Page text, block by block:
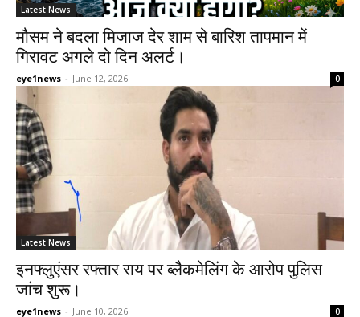
Latest News
मौसम ने बदला मिजाज देर शाम से बारिश तापमान में
गिरावट अगले दो दिन अलर्ट।
eye1news - June 12, 2026 0
Latest News
इनफ्लुएंसर रफ्तार राय पर ब्लैकमेलिंग के आरोप पुलिस
जांच शुरू।
eye1news - June 10, 2026 0